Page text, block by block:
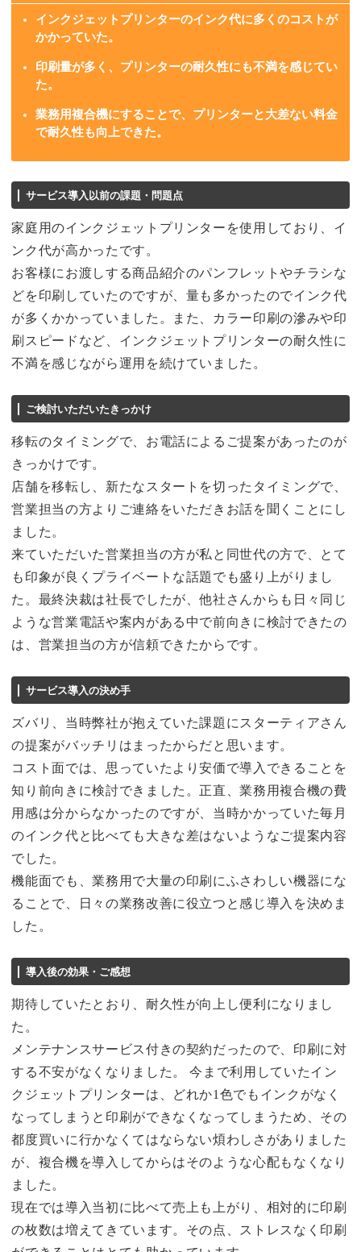
インクジェットプリンターのインク代に多くのコストが
かかっていた。
印刷量が多く、プリンターの耐久性にも不満を感じてい
た。
業務用複合機にすることで、プリンターと大差ない料金
で耐久性も向上できた。
サービス導入以前の課題・問題点
家庭用のインクジェットプリンターを使用しており、イ
ンク代が高かったです。
お客様にお渡しする商品紹介のパンフレットやチラシな
どを印刷していたのですが、量も多かったのでインク代
が多くかかっていました。また、カラー印刷の滲みや印
刷スピードなど、インクジェットプリンターの耐久性に
不満を感じながら運用を続けていました。
ご検討いただいたきっかけ
移転のタイミングで、お電話によるご提案があったのが
きっかけです。
店舗を移転し、新たなスタートを切ったタイミングで、
営業担当の方よりご連絡をいただきお話を聞くことにし
ました。
来ていただいた営業担当の方が私と同世代の方で、とて
も印象が良くプライベートな話題でも盛り上がりまし
た。最終決裁は社長でしたが、他社さんからも日々同じ
ような営業電話や案内がある中で前向きに検討できたの
は、営業担当の方が信頼できたからです。
サービス導入の決め手
ズバリ、当時弊社が抱えていた課題にスターティアさん
の提案がバッチリはまったからだと思います。
コスト面では、思っていたより安価で導入できることを
知り前向きに検討できました。正直、業務用複合機の費
用感は分からなかったのですが、当時かかっていた毎月
のインク代と比べても大きな差はないようなご提案内容
でした。
機能面でも、業務用で大量の印刷にふさわしい機器にな
ることで、日々の業務改善に役立つと感じ導入を決めま
した。
導入後の効果・ご感想
期待していたとおり、耐久性が向上し便利になりまし
た。
メンテナンスサービス付きの契約だったので、印刷に対
する不安がなくなりました。 今まで利用していたイン
クジェットプリンターは、どれか1色でもインクがなく
なってしまうと印刷ができなくなってしまうため、その
都度買いに行かなくてはならない煩わしさがありました
が、複合機を導入してからはそのような心配もなくなり
ました。
現在では導入当初に比べて売上も上がり、相対的に印刷
の枚数は増えてきています。その点、ストレスなく印刷